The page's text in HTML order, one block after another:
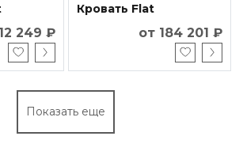
249 ₽
Кровать Flat
от 184 201 ₽
Показать еще